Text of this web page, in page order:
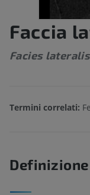
Faccia
Facies lateralis
Termini correlati:
Definizione